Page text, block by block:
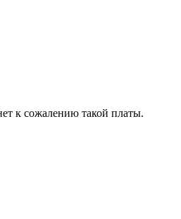
к сожалению такой платы.